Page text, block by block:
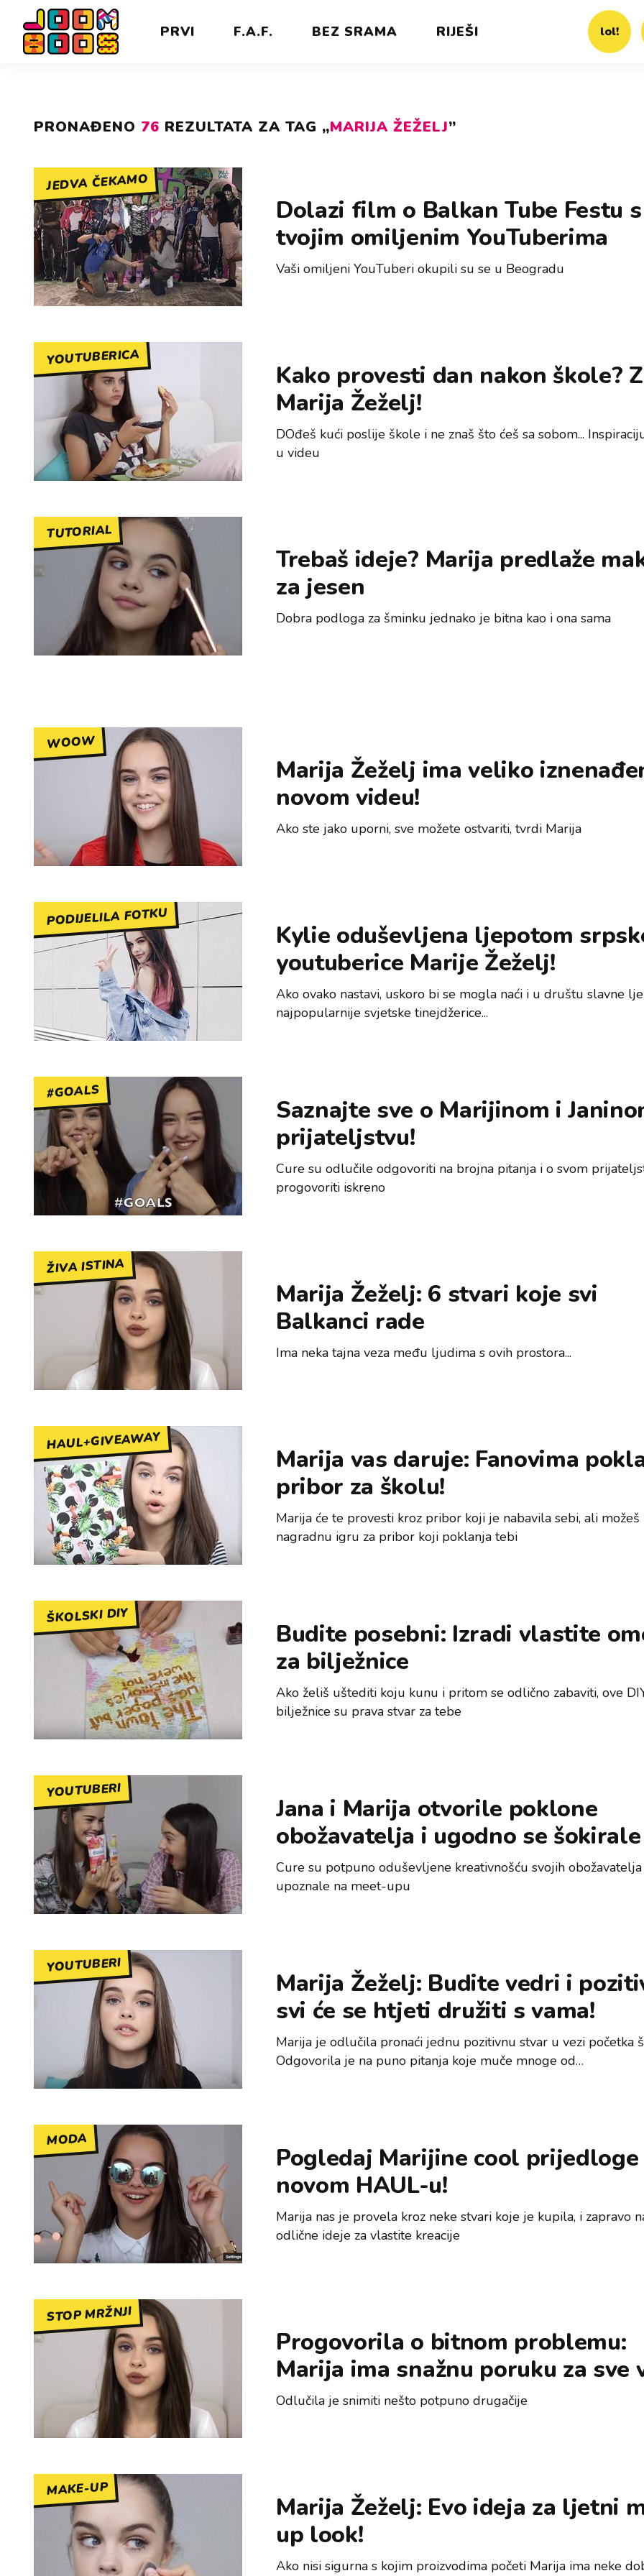
PRVI F.A.F. BEZ SRAMA RIJEŠI lol!
PRONAĐENO 76 REZULTATA ZA TAG „MARIJA ŽEŽELJ”
JEDVA ČEKAMO
Dolazi film o Balkan Tube Festu s
tvojim omiljenim YouTuberima
Vaši omiljeni YouTuberi okupili su se u Beogradu
YOUTUBERICA
Kako provesti dan nakon škole?
Marija Žeželj!
DOđeš kući poslije škole i ne znaš što ćeš sa sobom...
u videu
TUTORIAL
Trebaš ideje? Marija predlaže
za jesen
Dobra podloga za šminku jednako je bitna kao i ona sama
WOOW
Marija Žeželj ima veliko
novom videu!
Ako ste jako uporni, sve možete ostvariti, tvrdi Marija
PODIJELILA FOTKU
Kylie oduševljena ljepotom
youtuberice Marije Žeželj!
Ako ovako nastavi, uskoro bi se mogla naći i u društu slavne
najpopularnije svjetske tinejdžerice...
#GOALS
Saznajte sve o Marijinom i
prijateljstvu!
Cure su odlučile odgovoriti na brojna pitanja i o svom
progovoriti iskreno
ŽIVA ISTINA
Marija Žeželj: 6 stvari koje svi
Balkanci rade
Ima neka tajna veza među ljudima s ovih prostora...
HAUL+GIVEAWAY
Marija vas daruje: Fanovima
pribor za školu!
Marija će te provesti kroz pribor koji je nabavila sebi, ali možeš
nagradnu igru za pribor koji poklanja tebi
ŠKOLSKI DIY
Budite posebni: Izradi vlastite
za bilježnice
Ako želiš uštediti koju kunu i pritom se odlično zabaviti, ove
bilježnice su prava stvar za tebe
YOUTUBERI
Jana i Marija otvorile poklone
obožavatelja i ugodno se šokirale
Cure su potpuno oduševljene kreativnošću svojih
upoznale na meet-upu
YOUTUBERI
Marija Žeželj: Budite vedri i
svi će se htjeti družiti s vama!
Marija je odlučila pronaći jednu pozitivnu stvar u vezi početka
Odgovorila je na puno pitanja koje muče mnoge od…
MODA
Pogledaj Marijine cool prijedloge
novom HAUL-u!
Marija nas je provela kroz neke stvari koje je kupila, i zapravo
odlične ideje za vlastite kreacije
STOP MRŽNJI
Progovorila o bitnom problemu:
Marija ima snažnu poruku za sve
Odlučila je snimiti nešto potpuno drugačije
MAKE-UP
Marija Žeželj: Evo ideja za ljetni
up look!
Ako nisi sigurna s kojim proizvodima početi Marija ima neke